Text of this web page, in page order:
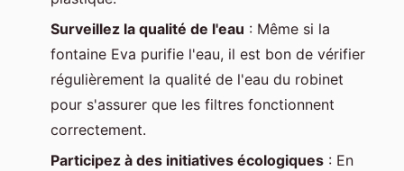
Surveillez la qualité de l'eau : Même si la
fontaine Eva purifie l'eau, il est bon de vérifier
régulièrement la qualité de l'eau du robinet
pour s'assurer que les filtres fonctionnent
correctement.
Participez à des initiatives écologiques : En